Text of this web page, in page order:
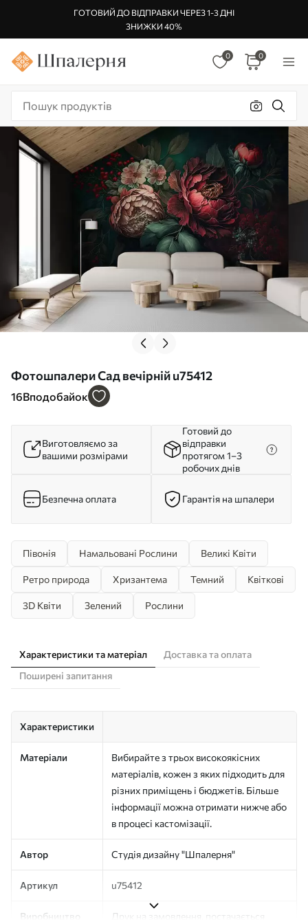
ГОТОВИЙ ДО ВІДПРАВКИ ЧЕРЕЗ 1-3 ДНІ
ЗНИЖКИ 40%
0 0
Фотошпалери Сад вечірній u75412
16Вподобайок
Виготовляємо за
вашими розмірами
Готовий до
відправки
протягом 1–3
робочих днів
Безпечна оплата Гарантія на шпалери
Півонія Намальовані Рослини Великі Квіти
Ретро природа Хризантема Темний Квіткові
3D Квіти Зелений Рослини
Характеристики та матеріал
Доставка та оплата
Поширені запитання
Характеристики
Матеріали
Вибирайте з трьох високоякісних
матеріалів, кожен з яких підходить для
різних приміщень і бюджетів. Більше
інформації можна отримати нижче або
в процесі кастомізації.
Автор Студія дизайну "Шпалерня"
Артикул u75412
Виробництво
Друк на замовлення, постачається